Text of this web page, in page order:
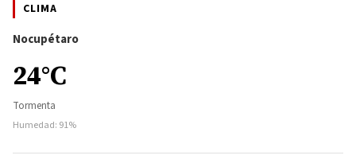
CLIMA
Nocupétaro
24°C
Tormenta
Humedad: 91%